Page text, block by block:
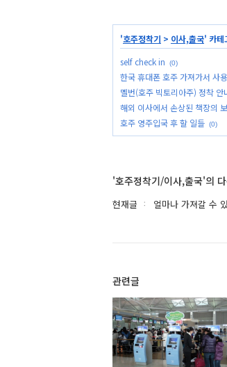
'호주정착기 > 이사,출국' 카테
self check in
(0)
한국 휴대폰 호주 가져가서 사
멜번(호주 빅토리아주) 정착 안
해외 이사에서 손상된 책장의
호주 영주입국 후 할 일들 (0)
'호주정착기/이사,출국'의
현재글 얼마나 가져갈 수
관련글